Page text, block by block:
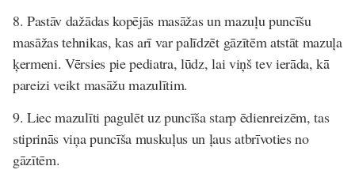
8. Pastāv dažādas kopējās masāžas un mazuļu puncīšu
masāžas tehnikas, kas arī var palīdzēt gāzītēm atstāt mazuļa
ķermeni. Vērsies pie pediatra, lūdz, lai viņš tev ierāda, kā
pareizi veikt masāžu mazulītim.
9. Liec mazulīti pagulēt uz puncīša starp ēdienreizēm, tas
stiprinās viņa puncīša muskuļus un ļaus atbrīvoties no
gāzītēm.